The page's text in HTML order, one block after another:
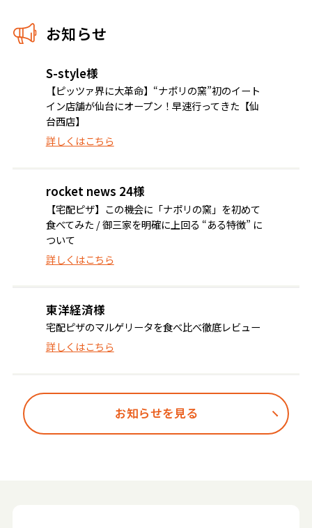
お知らせ
S-style様
【ピッツァ界に大革命】“ナポリの窯”初のイート
イン店舗が仙台にオープン！早速行ってきた【仙
台西店】
詳しくはこちら
rocket news 24様
【宅配ピザ】この機会に「ナポリの窯」を初めて
食べてみた / 御三家を明確に上回る “ある特徴” に
ついて
詳しくはこちら
東洋経済様
宅配ピザのマルゲリータを食べ比べ徹底レビュー
詳しくはこちら
お知らせを見る